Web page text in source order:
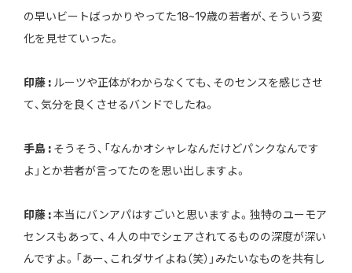
の早いビートばっかりやってた18~19歳の若者が、そういう変
化を見せていった。
印藤 :ルーツや正体がわからなくても、そのセンスを感じさせ
て、気分を良くさせるバンドでしたね。
手島 : そうそう、「なんかオシャレなんだけどパンクなんです
よ」とか若者が言ってたのを思い出しますよ。
印藤 :本当にバンアパはすごいと思いますよ。独特のユーモア
センスもあって、４人の中でシェアされてるものの深度が深い
んですよ。「あー、これダサイよね（笑）」みたいなものを共有し